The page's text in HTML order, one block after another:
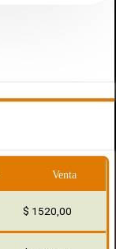
Venta
$ 1520,00